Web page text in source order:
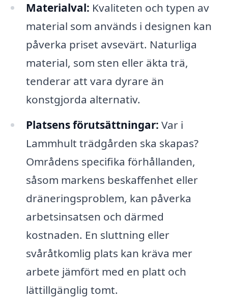
Materialval: Kvaliteten och typen av
material som används i designen kan
påverka priset avsevärt. Naturliga
material, som sten eller äkta trä,
tenderar att vara dyrare än
konstgjorda alternativ.
Platsens förutsättningar: Var i
Lammhult trädgården ska skapas?
Områdens specifika förhållanden,
såsom markens beskaffenhet eller
dräneringsproblem, kan påverka
arbetsinsatsen och därmed
kostnaden. En sluttning eller
svåråtkomlig plats kan kräva mer
arbete jämfört med en platt och
lättillgänglig tomt.